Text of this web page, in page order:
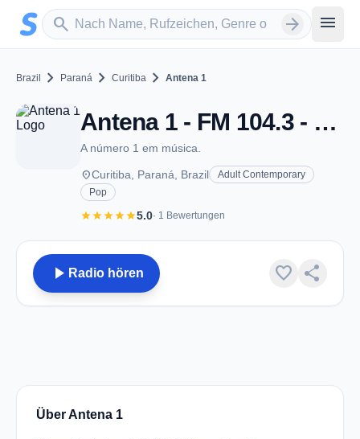
Zum Hauptinhalt springen
search
Sender suchen arrow_forward menu
Brazil chevron_right Paraná chevron_right Curitiba chevron_right Antena 1
Antena 1 - FM 104.3 - Curitiba
A número 1 em música.
placeCuritiba, Paraná, Brazil
Adult Contemporary
Pop
starstarstarstarstar5.0· 1 Bewertungen
play_arrow Radio hören favorite share
Über Antena 1